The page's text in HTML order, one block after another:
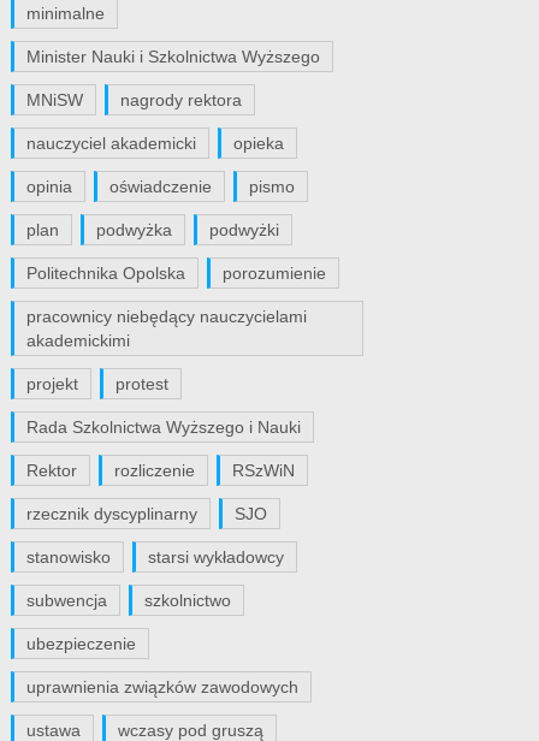
minimalne
Minister Nauki i Szkolnictwa Wyższego
MNiSW nagrody rektora
nauczyciel akademicki opieka
opinia oświadczenie pismo
plan podwyżka podwyżki
Politechnika Opolska porozumienie
pracownicy niebędący nauczycielami
akademickimi
projekt protest
Rada Szkolnictwa Wyższego i Nauki
Rektor rozliczenie RSzWiN
rzecznik dyscyplinarny SJO
stanowisko starsi wykładowcy
subwencja szkolnictwo
ubezpieczenie
uprawnienia związków zawodowych
ustawa wczasy pod gruszą